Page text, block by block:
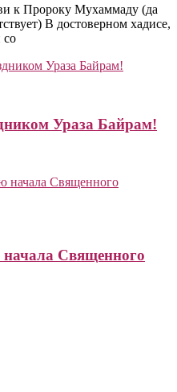
к Пророку Мухаммаду (да
В достоверном хадисе,
со
Ураза Байрам!
Священного